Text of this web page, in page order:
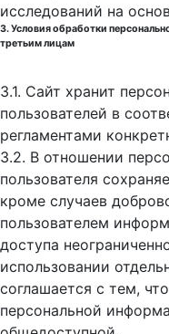
исследований на
3. Условия обработки
третьим лицам
3.1. Сайт хранит
пользователей в
регламентами
3.2. В отношении
пользователя
кроме случаев
пользователем
доступа
использовании
соглашается с тем,
персональной